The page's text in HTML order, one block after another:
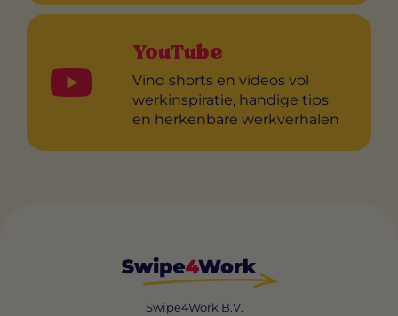
YouTube
Vind shorts en videos vol
werkinspiratie, handige tips
en herkenbare werkverhalen
Swipe4Work B.V.